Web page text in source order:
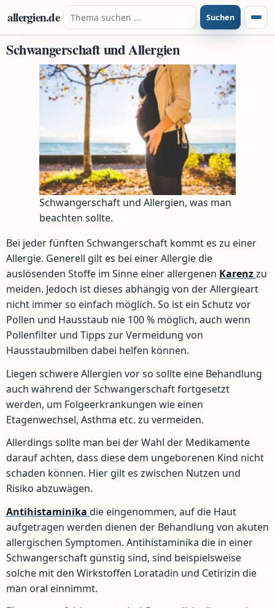
Zum Inhalt springen
allergien.de Suche nach: Suchen
Schwangerschaft und Allergien
Schwangerschaft und Allergien, was man
beachten sollte.
Bei jeder fünften Schwangerschaft kommt es zu einer
Allergie. Generell gilt es bei einer Allergie die
auslösenden Stoffe im Sinne einer allergenen Karenzzu
meiden. Jedoch ist dieses abhängig von der Allergieart
nicht immer so einfach möglich. So ist ein Schutz vor
Pollen und Hausstaub nie 100 % möglich, auch wenn
Pollenfilter und Tipps zur Vermeidung von
Hausstaubmilben dabei helfen können.
Liegen schwere Allergien vor so sollte eine Behandlung
auch während der Schwangerschaft fortgesetzt
werden, um Folgeerkrankungen wie einen
Etagenwechsel, Asthma etc. zu vermeiden.
Allerdings sollte man bei der Wahl der Medikamente
darauf achten, dass diese dem ungeborenen Kind nicht
schaden können. Hier gilt es zwischen Nutzen und
Risiko abzuwägen.
Antihistaminika die eingenommen, auf die Haut
aufgetragen werden dienen der Behandlung von akuten
allergischen Symptomen. Antihistaminika die in einer
Schwangerschaft günstig sind, sind beispielsweise
solche mit den Wirkstoffen Loratadin und Cetirizin die
man oral einnimmt.